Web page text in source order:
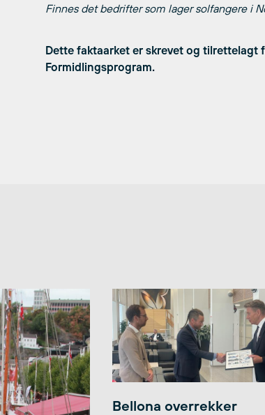
Finnes det bedrifter som lager solfangere i
Dette faktaarket er skrevet og tilrettelagt
Formidlingsprogram.
Bellona overrekker